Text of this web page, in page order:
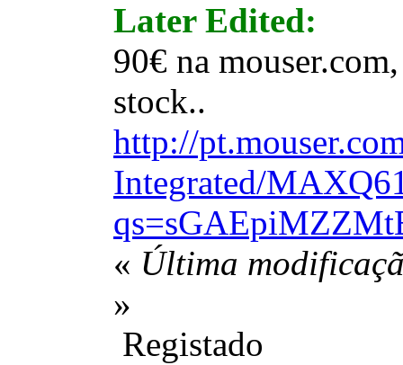
Later Edited:
90€ na
stock..
http://
Integrated/
« Última
»
Registado